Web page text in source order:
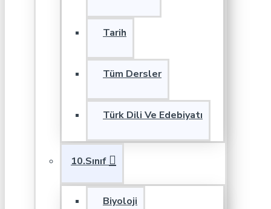
Tarih
Tüm Dersler
Türk Dili Ve Edebiyatı
10.Sınıf
Biyoloji